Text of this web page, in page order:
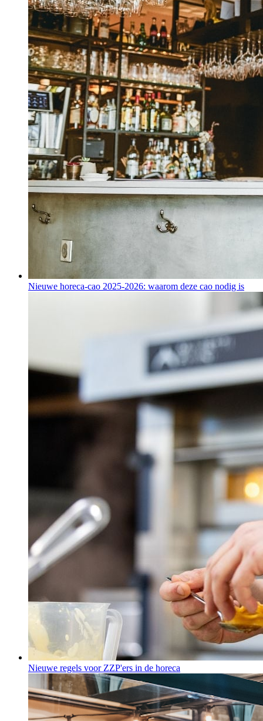
Nieuwe horeca-cao 2025-2026: waarom deze cao nodig is
Nieuwe regels voor ZZP'ers in de horeca